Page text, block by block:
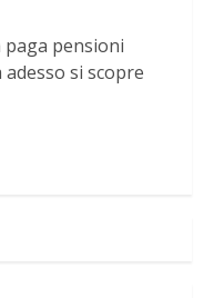
paga pensioni
si scopre